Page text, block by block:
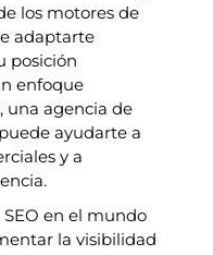
los motores de
adaptarte
posición
enfoque
una agencia de
ayudarte a
y a
en el mundo
la visibilidad